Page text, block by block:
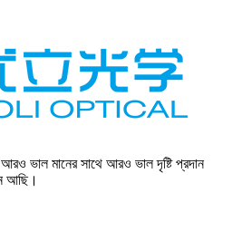
ভাল মানের সাথে আরও ভাল দৃষ্টি প্রদান
আছি।